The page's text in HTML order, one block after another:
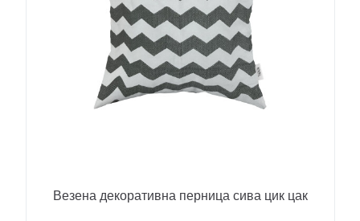
Везена декоративна перница сива цик цак